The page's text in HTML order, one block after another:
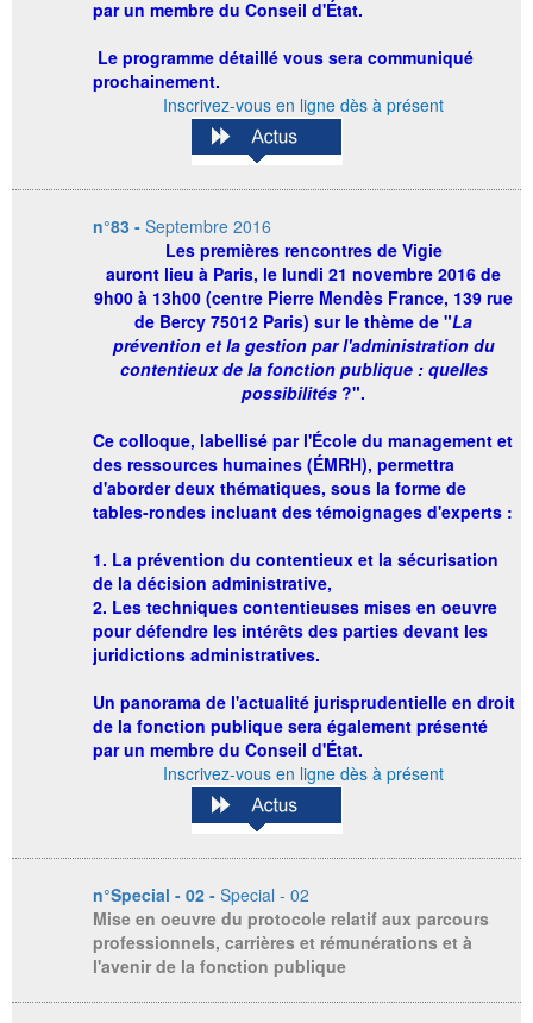
par un membre du Conseil d'État.
Le programme détaillé vous sera communiqué
prochainement.
Inscrivez-vous en ligne dès à présent
n°83 - Septembre 2016
Les premières rencontres de Vigie
auront lieu à Paris, le lundi 21 novembre 2016 de
9h00 à 13h00 (centre Pierre Mendès France, 139 rue
de Bercy 75012 Paris) sur le thème de "La
prévention et la gestion par l'administration du
contentieux de la fonction publique : quelles
possibilités ?".
Ce colloque, labellisé par l'École du management et
des ressources humaines (ÉMRH), permettra
d'aborder deux thématiques, sous la forme de
tables-rondes incluant des témoignages d'experts :
1. La prévention du contentieux et la sécurisation
de la décision administrative,
2. Les techniques contentieuses mises en oeuvre
pour défendre les intérêts des parties devant les
juridictions administratives.
Un panorama de l'actualité jurisprudentielle en droit
de la fonction publique sera également présenté
par un membre du Conseil d'État.
Inscrivez-vous en ligne dès à présent
n°Special - 02 - Special - 02
Mise en oeuvre du protocole relatif aux parcours
professionnels, carrières et rémunérations et à
l'avenir de la fonction publique